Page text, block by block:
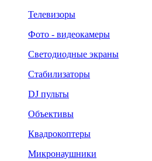
Телевизоры
Фото - видеокамеры
Светодиодные экраны
Стабилизаторы
DJ пульты
Объективы
Квадрокоптеры
Микронаушники